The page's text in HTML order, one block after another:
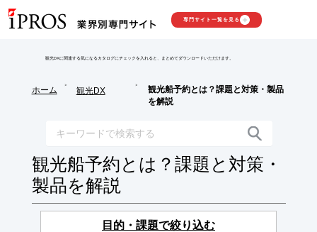
専門サイト一覧を見る
観光DXに関連する気になるカタログにチェックを入れると、まとめてダウンロードいただけます。
ホーム
>
観光DX
>
観光船予約とは？課題と対策・製品
を解説
観光船予約とは？課題と対策・
製品を解説
目的・課題で絞り込む